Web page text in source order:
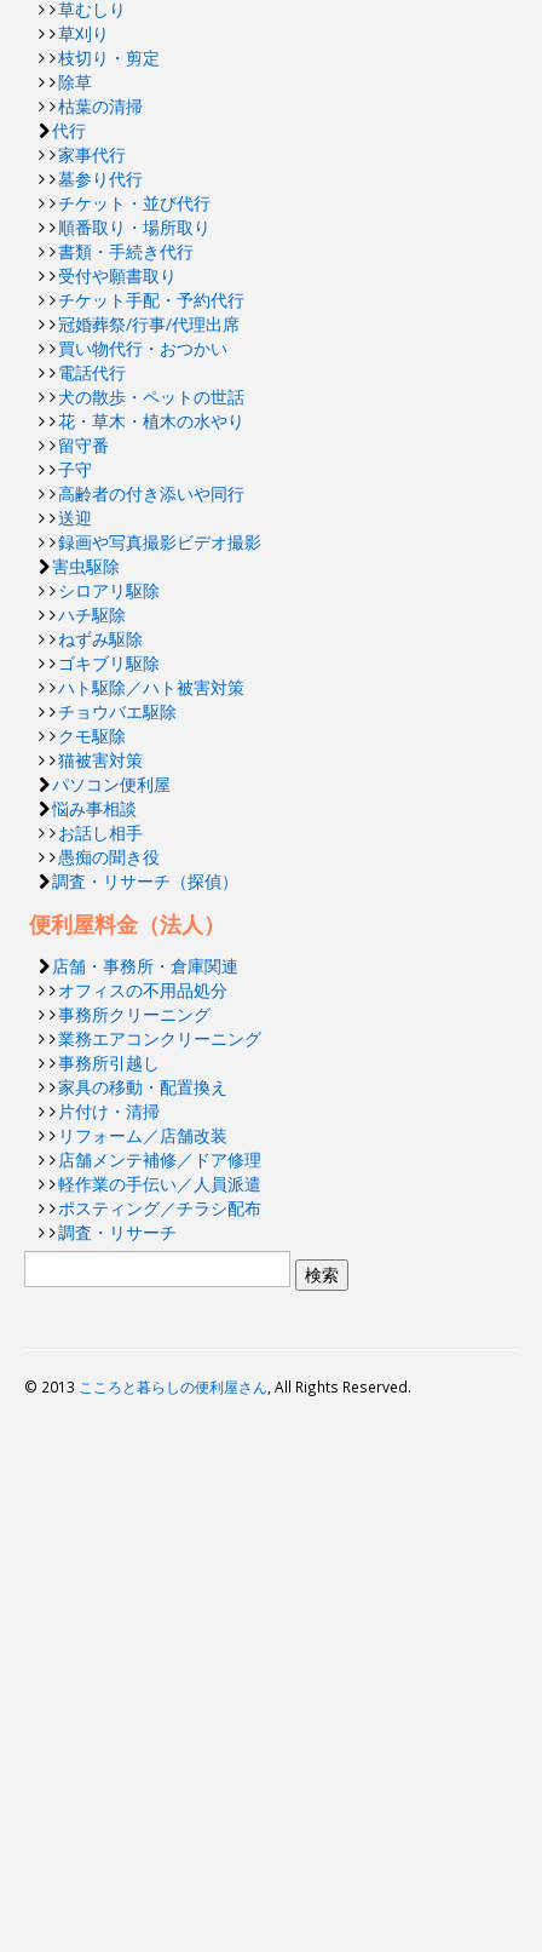
草むしり
草刈り
枝切り・剪定
除草
枯葉の清掃
代行
家事代行
墓参り代行
チケット・並び代行
順番取り・場所取り
書類・手続き代行
受付や願書取り
チケット手配・予約代行
冠婚葬祭/行事/代理出席
買い物代行・おつかい
電話代行
犬の散歩・ペットの世話
花・草木・植木の水やり
留守番
子守
高齢者の付き添いや同行
送迎
録画や写真撮影ビデオ撮影
害虫駆除
シロアリ駆除
ハチ駆除
ねずみ駆除
ゴキブリ駆除
ハト駆除／ハト被害対策
チョウバエ駆除
クモ駆除
猫被害対策
パソコン便利屋
悩み事相談
お話し相手
愚痴の聞き役
調査・リサーチ（探偵）
便利屋料金（法人）
店舗・事務所・倉庫関連
オフィスの不用品処分
事務所クリーニング
業務エアコンクリーニング
事務所引越し
家具の移動・配置換え
片付け・清掃
リフォーム／店舗改装
店舗メンテ補修／ドア修理
軽作業の手伝い／人員派遣
ポスティング／チラシ配布
調査・リサーチ
© 2013 こころと暮らしの便利屋さん , All Rights Reserved.